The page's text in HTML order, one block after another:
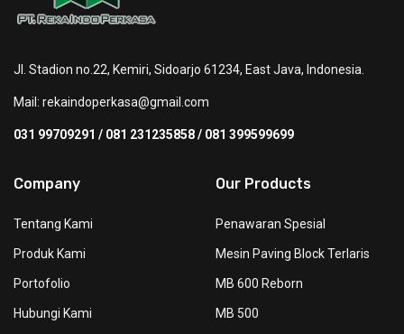
Jl. Stadion no.22, Kemiri, Sidoarjo 61234, East Java, Indonesia.
Mail: rekaindoperkasa@gmail.com
031 99709291 / 081 231235858 / 081 399599699
Company
Tentang Kami
Produk Kami
Portofolio
Hubungi Kami
Our Products
Penawaran Spesial
Mesin Paving Block Terlaris
MB 600 Reborn
MB 500